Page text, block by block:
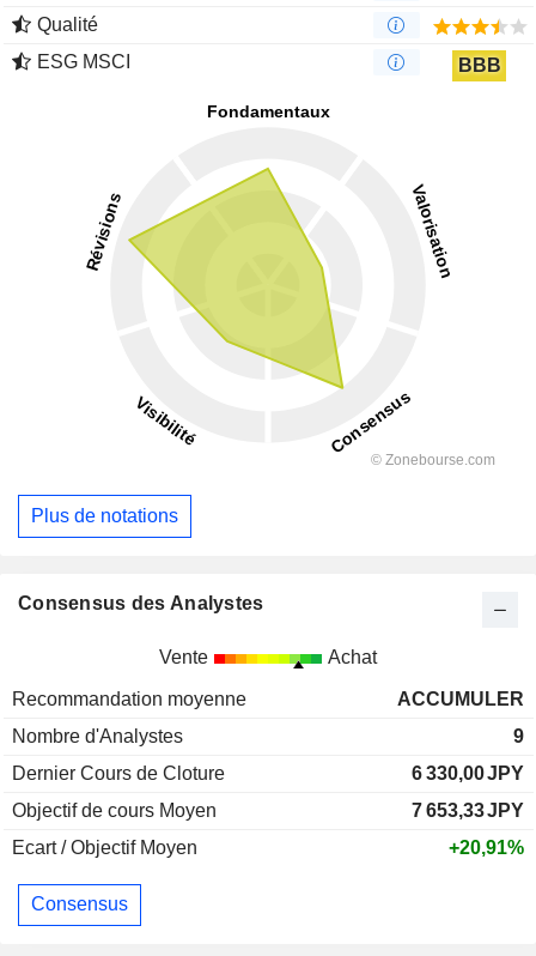
Qualité
ESG MSCI
BBB
Plus de notations
Consensus des Analystes
Vente Achat
Recommandation moyenne
ACCUMULER
Nombre d'Analystes
9
Dernier Cours de Cloture
6 330,00JPY
Objectif de cours Moyen
7 653,33JPY
Ecart / Objectif Moyen
+20,91%
Consensus